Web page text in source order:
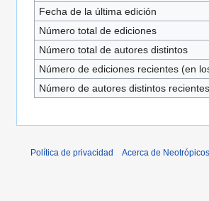
Fecha de la última edición
Número total de ediciones
Número total de autores distintos
Número de ediciones recientes (en
Número de autores distintos recientes
Política de privacidad Acerca de Neotrópicos